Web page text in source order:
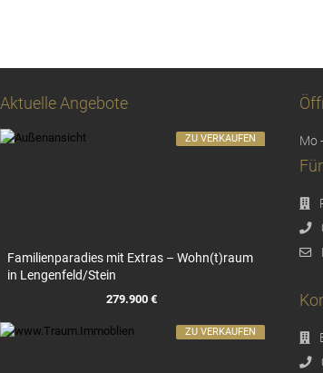
Aktuelle Angebote
Familienparadies mit Extras – Wohn(t)raum
in Lengenfeld/Stein
279.900 €
ZU VERKAUFEN
ZU VERKAUFEN
Mo